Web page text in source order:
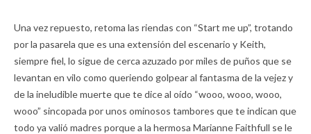
Una vez repuesto, retoma las riendas con “Start me up”, trotando
por la pasarela que es una extensión del escenario y Keith,
siempre fiel, lo sigue de cerca azuzado por miles de puños que se
levantan en vilo como queriendo golpear al fantasma de la vejez y
de la ineludible muerte que te dice al oído “wooo, wooo, wooo,
wooo” sincopada por unos ominosos tambores que te indican que
todo ya valió madres porque a la hermosa Marianne Faithfull se le